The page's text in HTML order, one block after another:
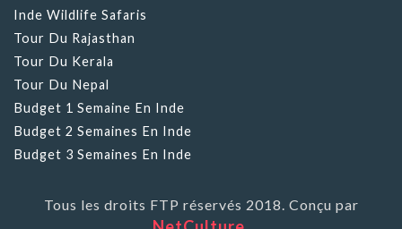
Inde Wildlife Safaris
Tour Du Rajasthan
Tour Du Kerala
Tour Du Nepal
Budget 1 Semaine En Inde
Budget 2 Semaines En Inde
Budget 3 Semaines En Inde
Tous les droits FTP réservés 2018. Conçu par